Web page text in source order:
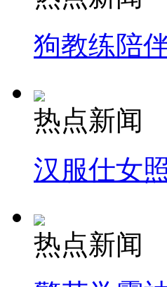
狗教练陪
热点新闻
汉服仕女
热点新闻